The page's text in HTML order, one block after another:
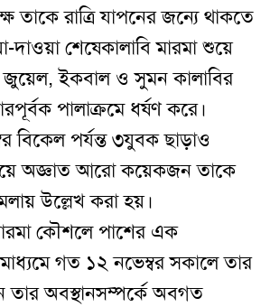
তাকে রাত্রি যাপনের জন্যে থাকতে
দাওয়া শেষেকালাবি মারমা শুয়ে
,ইকবাল ও সুমন কালাবির
পালাক্রমে ধর্ষণ করে।
বিকেল পর্যন্ত ৩যুবক ছাড়াও
অজ্ঞাত আরো কয়েকজন তাকে
উল্লেখ করা হয়।
কৌশলে পাশের এক
গত ১২ নভেম্বর সকালে তার
তার অবস্থানসম্পর্কে অবগত